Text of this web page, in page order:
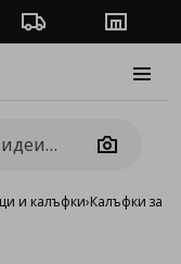
Проследяване на
Camera
и калъфки›Калъфки за